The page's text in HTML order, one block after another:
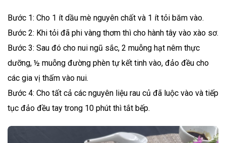
Bước 1: Cho 1 ít dầu mè nguyên chất và 1 ít tỏi băm vào.
Bước 2: Khi tỏi đã phi vàng thơm thì cho hành tây vào xào sơ.
Bước 3: Sau đó cho nui ngũ sắc, 2 muỗng hạt nêm thực
dưỡng, ½ muỗng đường phèn tự kết tinh vào, đảo đều cho
các gia vị thấm vào nui.
Bước 4: Cho tất cả các nguyên liệu rau củ đã luộc vào và tiếp
tục đảo đều tay trong 10 phút thì tắt bếp.